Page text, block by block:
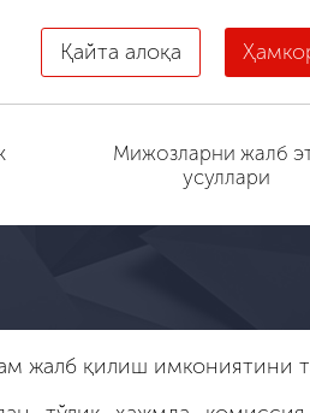
Қайта алоқа
Мижозларни жалб
усуллари
жалб қилиш имкониятини